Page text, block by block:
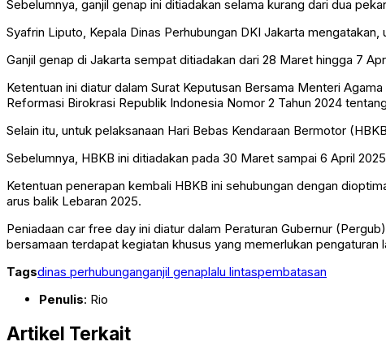
Sebelumnya, ganjil genap ini ditiadakan selama kurang dari dua
Syafrin Liputo, Kepala Dinas Perhubungan DKI Jakarta
Ganjil genap di Jakarta sempat ditiadakan dari 28 Maret hingga 7
Ketentuan ini diatur dalam Surat Keputusan Bersama Menteri
Reformasi Birokrasi Republik Indonesia Nomor 2 Tahun 2024
Selain itu, untuk pelaksanaan Hari Bebas Kendaraan Bermotor
Sebelumnya, HBKB ini ditiadakan pada 30 Maret sampai 6 April
Ketentuan penerapan kembali HBKB ini sehubungan dengan
arus balik Lebaran 2025.
Peniadaan car free day ini diatur dalam Peraturan Gubernur
bersamaan terdapat kegiatan khusus yang memerlukan pengaturan
Tagsdinas perhubunganganjil genaplalu lintaspembatasan
Penulis: Rio
Artikel Terkait